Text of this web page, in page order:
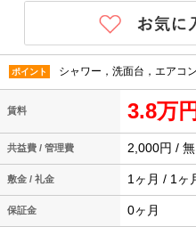
ポイント シャワー，洗面台，エアコ
賃料 3.8万円
共益費 / 管理費 2,000円 / 無
敷金 / 礼金 1ヶ月 / 1ヶ
保証金 0ヶ月